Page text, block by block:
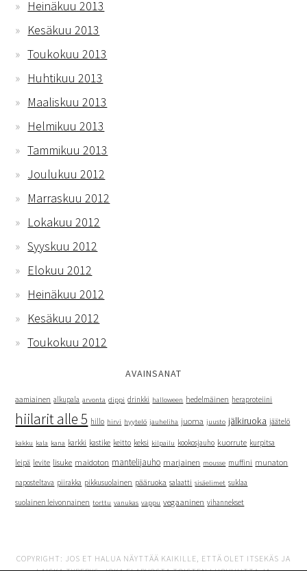
Heinäkuu 2013
Kesäkuu 2013
Toukokuu 2013
Huhtikuu 2013
Maaliskuu 2013
Helmikuu 2013
Tammikuu 2013
Joulukuu 2012
Marraskuu 2012
Lokakuu 2012
Syyskuu 2012
Elokuu 2012
Heinäkuu 2012
Kesäkuu 2012
Toukokuu 2012
AVAINSANAT
aamiainen alkupala arvonta dippi drinkki halloween hedelmäinen heraproteiini
hiilarit alle 5 hillo hirvi hyytelö jauheliha juoma juusto jälkiruoka jäätelö
kakku kala kana karkki kastike keitto keksi kilpailu kookosjauho kuorrute kurpitsa
leipä levite lisuke maidoton mantelijauho marjainen mousse muffini munaton
naposteltava piirakka pikkusuolainen pääruoka salaatti sisäelimet suklaa
suolainen leivonnainen torttu vanukas vappu vegaaninen vihannekset
COPYRIGHT: JOS ET HALUA NÄYTTÄÄ KAIKILLE, ETTÄ OLET ITSEKÄS JA